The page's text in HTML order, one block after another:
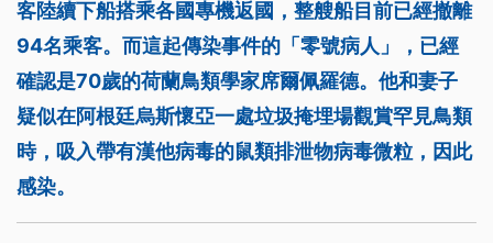
客陸續下船搭乘各國專機返國，整艘船目前已經撤離
94名乘客。而這起傳染事件的「零號病人」，已經
確認是70歲的荷蘭鳥類學家席爾佩羅德。他和妻子
疑似在阿根廷烏斯懷亞一處垃圾掩埋場觀賞罕見鳥類
時，吸入帶有漢他病毒的鼠類排泄物病毒微粒，因此
感染。